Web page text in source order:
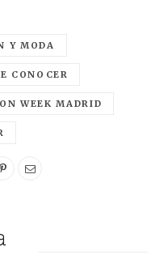
Y MODA
CONOCER
WEEK MADRID